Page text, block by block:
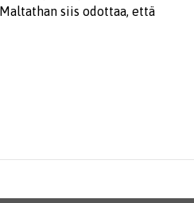
siis odottaa, että